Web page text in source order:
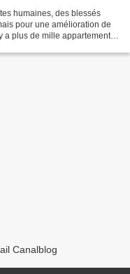
humaines, des blessés
pour une amélioration de
a plus de mille appartements
Canalblog